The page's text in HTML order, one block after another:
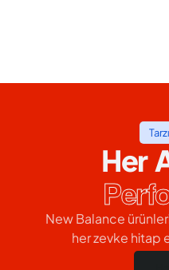
Her
New Balance
her zevke hitap